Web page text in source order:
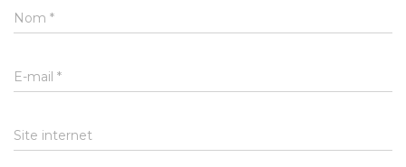
Nom *
E-mail *
Site internet